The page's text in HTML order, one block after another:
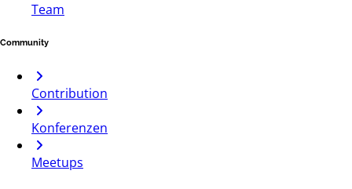
Team
Community
Contribution
Konferenzen
Meetups